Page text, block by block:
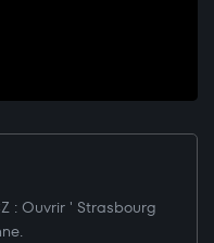
: Ouvrir ' Strasbourg